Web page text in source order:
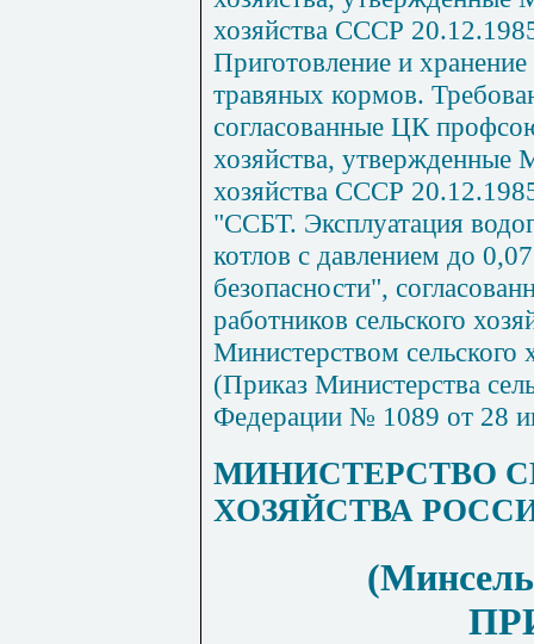
хозяйства СССР
Приготовление и
травяных кормов.
согласованные ЦК
хозяйства, утвержденные
хозяйства СССР
"ССБТ. Эксплуатация
котлов с давлением до
безопасности",
работников сельского
Министерством
(Приказ Министерства
Федерации № 1089 от 28
МИНИСТЕРСТВО
ХОЗЯЙСТВА